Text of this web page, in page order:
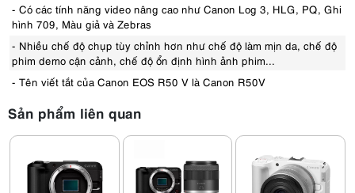
- Có các tính năng video nâng cao như Canon Log 3, HLG, PQ, Ghi
hình 709, Màu giả và Zebras
- Nhiều chế độ chụp tùy chỉnh hơn như chế độ làm mịn da, chế độ
phim demo cận cảnh, chế độ ổn định hình ảnh phim...
- Tên viết tắt của Canon EOS R50 V là Canon R50V
Sản phẩm liên quan